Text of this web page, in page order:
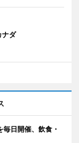
ダ
日開催、飲食・